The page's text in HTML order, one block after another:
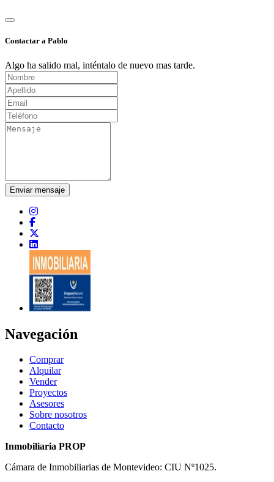
Contactar a Pablo
Algo ha salido mal, inténtalo de nuevo mas tarde.
Enviar mensaje
Navegación
Comprar
Alquilar
Vender
Proyectos
Asesores
Sobre nosotros
Contacto
Inmobiliaria PROP
Cámara de Inmobiliarias de Montevideo: CIU Nº1025.